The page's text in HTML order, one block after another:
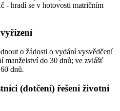
- hradí se v hotovosti matričním
o žádosti o vydání vysvědčení
manželství do 30 dnů; ve zvlášť
dnů.
(dotčení) řešení životní